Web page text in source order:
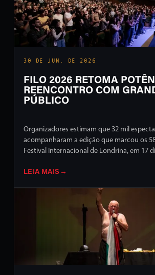
30 DE JUN. DE 2026
FILO 2026 RETOMA
REENCONTRO COM
PÚBLICO
Organizadores estimam que 32 mil
acompanharam a edição que marcou os
Festival Internacional de Londrina, em 17
LEIA MAIS →